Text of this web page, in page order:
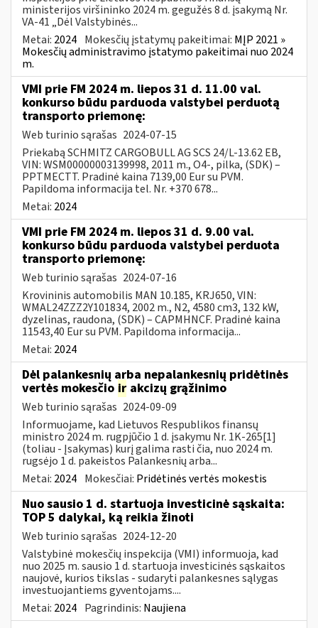
ministerijos viršininko 2024 m. gegužės 8 d. įsakymą Nr.
VA-41 „Dėl Valstybinės...
Metai: 2024 Mokesčių įstatymų pakeitimai: MĮP 2021 »
Mokesčių administravimo įstatymo pakeitimai nuo 2024
m.
VMI prie FM 2024 m. liepos 31 d. 11.00 val.
konkurso būdu parduoda valstybei perduotą
transporto priemonę:
Web turinio sąrašas 2024-07-15
Priekabą SCHMITZ CARGOBULL AG SCS 24/L-13.62 EB,
VIN: WSM00000003139998, 2011 m., O4-, pilka, (SDK) –
PPTMECTT. Pradinė kaina 7139,00 Eur su PVM.
Papildoma informacija tel. Nr. +370 678...
Metai: 2024
VMI prie FM 2024 m. liepos 31 d. 9.00 val.
konkurso būdu parduoda valstybei perduota
transporto priemonę:
Web turinio sąrašas 2024-07-16
Krovininis automobilis MAN 10.185, KRJ650, VIN:
WMAL24ZZZ2Y101834, 2002 m., N2, 4580 cm3, 132 kW,
dyzelinas, raudona, (SDK) – CAPMHNCF. Pradinė kaina
11543,40 Eur su PVM. Papildoma informacija...
Metai: 2024
Dėl palankesnių arba nepalankesnių pridėtinės
vertės mokesčio ir akcizų grąžinimo
Web turinio sąrašas 2024-09-09
Informuojame, kad Lietuvos Respublikos finansų
ministro 2024 m. rugpjūčio 1 d. įsakymu Nr. 1K-265[1]
(toliau - Įsakymas) kurį galima rasti čia, nuo 2024 m.
rugsėjo 1 d. pakeistos Palankesnių arba...
Metai: 2024 Mokesčiai: Pridėtinės vertės mokestis
Nuo sausio 1 d. startuoja investicinė sąskaita:
TOP 5 dalykai, ką reikia žinoti
Web turinio sąrašas 2024-12-20
Valstybinė mokesčių inspekcija (VMI) informuoja, kad
nuo 2025 m. sausio 1 d. startuoja investicinės sąskaitos
naujovė, kurios tikslas - sudaryti palankesnes sąlygas
investuojantiems gyventojams....
Metai: 2024 Pagrindinis: Naujiena